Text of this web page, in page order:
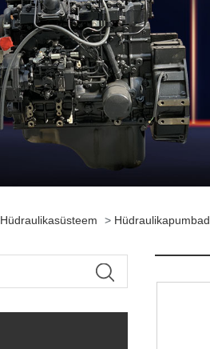
Hüdraulikasüsteem > Hüdraulikapumbad